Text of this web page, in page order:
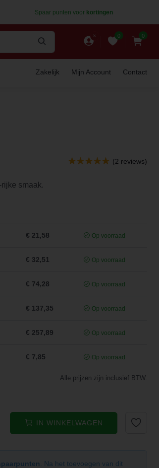
Spaar punten voor kortingen
0 0
Zakelijk Mijn Account Contact
(2 reviews)
smaak.
€ 21,58 Op voorraad
€ 32,51 Op voorraad
€ 74,28 Op voorraad
€ 137,35 Op voorraad
€ 257,89 Op voorraad
€ 7,85 Op voorraad
Alle prijzen zijn inclusief BTW.
IN WINKELWAGEN
. Na het toevoegen van dit